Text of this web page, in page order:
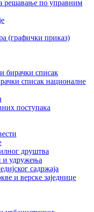
решавање по управним
(графички приказ)
бирачки списак
списак националне
поступака
друштва
и удружења
садржаја
и верске заједнице